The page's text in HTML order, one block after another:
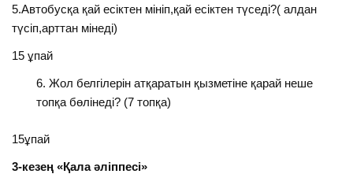
5.Автобусқа қай есіктен мініп,қай есіктен түседі?( алдан
түсіп,арттан мінеді)
15 ұпай
Жол белгілерін атқаратын қызметіне қарай неше
топқа бөлінеді? (7 топқа)
15ұпай
3-кезең «Қала әліппесі»